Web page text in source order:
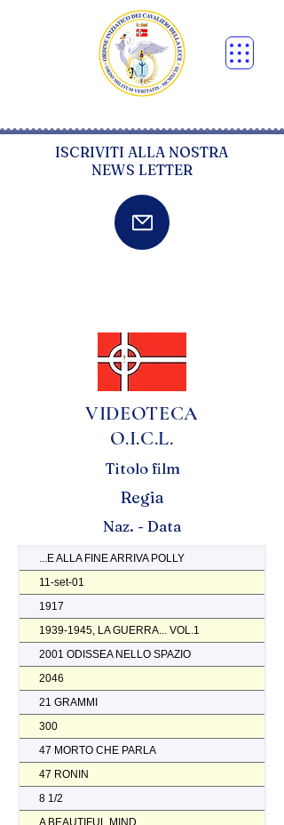
ISCRIVITI ALLA NOSTRA
NEWS LETTER
VIDEOTECA
O.I.C.L.
Titolo film
Regia
Naz. - Data
...E ALLA FINE ARRIVA POLLY
11-set-01
1917
1939-1945, LA GUERRA... VOL.1
2001 ODISSEA NELLO SPAZIO
2046
21 GRAMMI
300
47 MORTO CHE PARLA
47 RONIN
8 1/2
A BEAUTIFUL MIND